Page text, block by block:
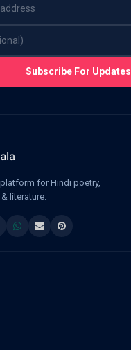
Subscribe For Updates
for Hindi poetry,
literature.